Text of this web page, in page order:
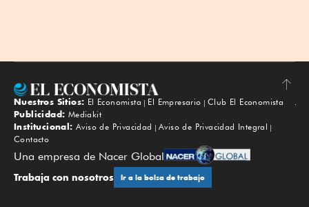
Subir
Nuestros Sitios: El Economista El Empresario
Club El Economista
Publicidad: Mediakit
Institucional: Aviso de Privacidad
Aviso de Privacidad Integral
Contacto
Una empresa de Nacer Global
Trabaja con nosotros Ir a la bolsa de trabajo